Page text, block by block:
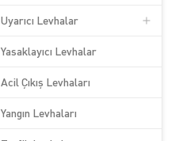
Uyarıcı Levhalar
Yasaklayıcı Levhalar
Acil Çıkış Levhaları
Yangın Levhaları